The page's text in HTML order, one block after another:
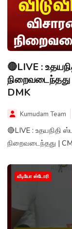
🔴LIVE :
DMK
Kumudam Team
🔴LIVE : உதயநிதி
நிறைவடைந்தது |
வீடியோ ஸ்டோரி